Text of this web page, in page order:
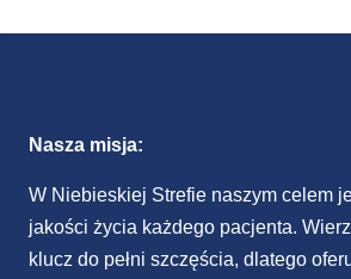
Nasza misja:
W Niebieskiej Strefie naszym celem
jakości życia każdego pacjenta.
klucz do pełni szczęścia, dlatego